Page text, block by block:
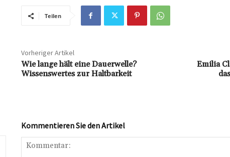
Teilen
Vorheriger Artikel
Wie lange hält eine Dauerwelle?
Wissenswertes zur Haltbarkeit
Emilia
Kommentieren Sie den Artikel